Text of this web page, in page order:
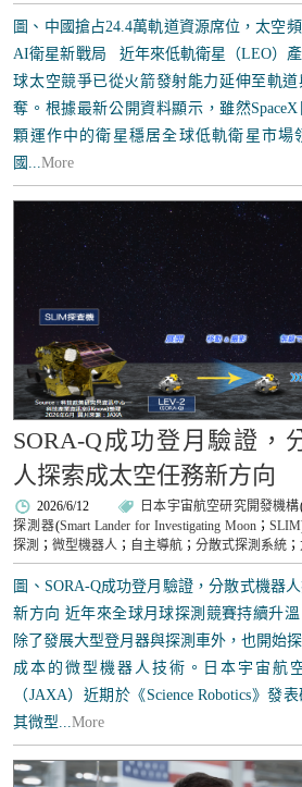
圖、中國搶占24.4萬軌道資源席位，太空
AI衛星新戰局 近年來低軌衛星（LEO）
球太空競爭已從火箭發射能力延伸至軌
奪。根據最新公開資料顯示，雖然
顆運作中的衛星穩居全球低軌衛星市場
國...More
SORA-Q成功登月驗證，
人探索成太空任務新方向
2026/6/12 日本宇宙航空研究開發機構
探測器(Smart Lander for Investigating Moon； SLIM
探測 ；微型機器人 ； 自主導航 ；分散式探測系統 ；
圖、SORA-Q成功登月驗證，分散式機器
新方向 近年來全球月球探測競賽持續升
除了發展大型登月器與探測車外，也開始
成本的微型機器人技術。日本宇宙航
（JAXA）近期於《Science Robotics》發
其微型...More